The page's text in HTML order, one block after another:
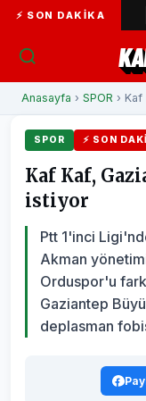
⚡ SON DAKIKA
yolunda
Anasayfa › SPOR ›
SPOR ⚡ SON
Kaf Kaf,
istiyor
Ptt 1'inci
Akman
Orduspor'u
Gaziantep
deplasman